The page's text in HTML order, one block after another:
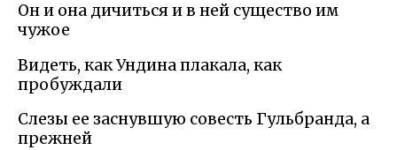
Он и она дичиться и в ней существо им
чужое
Видеть, как Ундина плакала, как
пробуждали
Слезы ее заснувшую совесть Гульбранда, а
прежней